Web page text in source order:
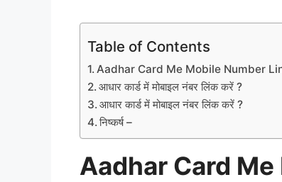
Table of Contents
Aadhar Card Me Mobile Number
आधार कार्ड में मोबाइल नंबर लिंक करें ?
आधार कार्ड में मोबाइल नंबर लिंक करें ?
निष्कर्ष –
Aadhar Card Me